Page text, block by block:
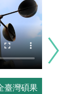
臺灣碩果